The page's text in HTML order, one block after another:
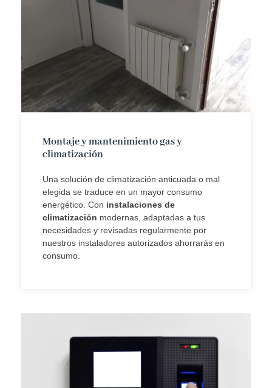
Montaje y mantenimiento gas y
climatización
Una solución de climatización anticuada o mal
elegida se traduce en un mayor consumo
energético. Con instalaciones de
climatización modernas, adaptadas a tus
necesidades y revisadas regularmente por
nuestros instaladores autorizados ahorrarás en
consumo.